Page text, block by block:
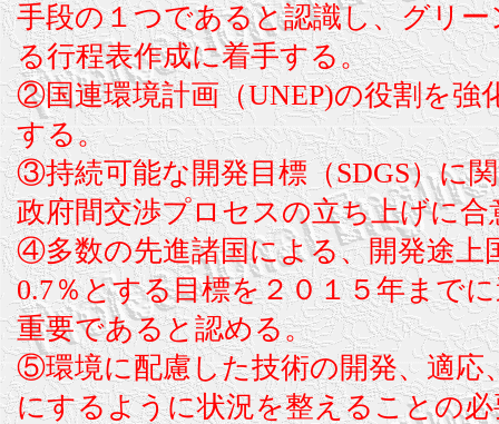
手段の１つであると認識し、グリ
る行程表作成に着手する。
②国連環境計画（UNEP)の役割を強
する。
③持続可能な開発目標（SDGS）に
政府間交渉プロセスの立ち上げに合
④多数の先進諸国による、開発途上
0.7％とする目標を２０１５年まで
重要であると認める。
⑤環境に配慮した技術の開発、適応
にするように状況を整えることの